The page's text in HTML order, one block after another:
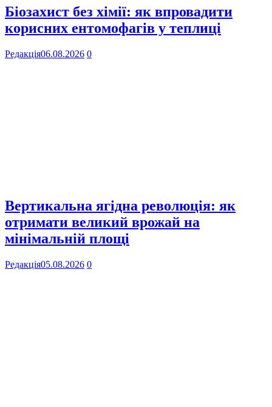
Біозахист без хімії: як впровадити
корисних ентомофагів у теплиці
Редакція06.08.2026 0
Вертикальна ягідна революція: як
отримати великий врожай на
мінімальній площі
Редакція05.08.2026 0